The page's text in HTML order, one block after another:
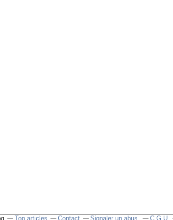
Top articles Contact Signaler un abus C.G.U.